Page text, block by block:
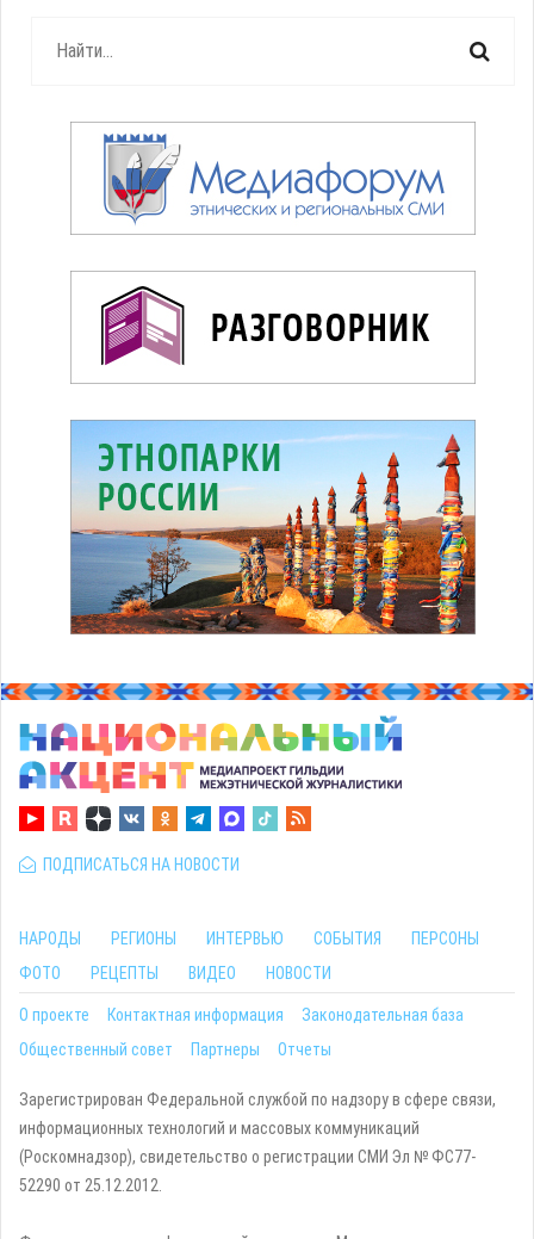
ПОДПИСАТЬСЯ НА НОВОСТИ
НАРОДЫ РЕГИОНЫ ИНТЕРВЬЮ СОБЫТИЯ
ПЕРСОНЫ
ФОТО
РЕЦЕПТЫ ВИДЕО НОВОСТИ
О проекте Контактная информация
Законодательная база
Общественный совет
Партнеры Отчеты
Зарегистрирован Федеральной службой по надзору в сфере связи,
информационных технологий и массовых коммуникаций
(Роскомнадзор), свидетельство о регистрации СМИ Эл № ФС77-
52290 от 25.12.2012.